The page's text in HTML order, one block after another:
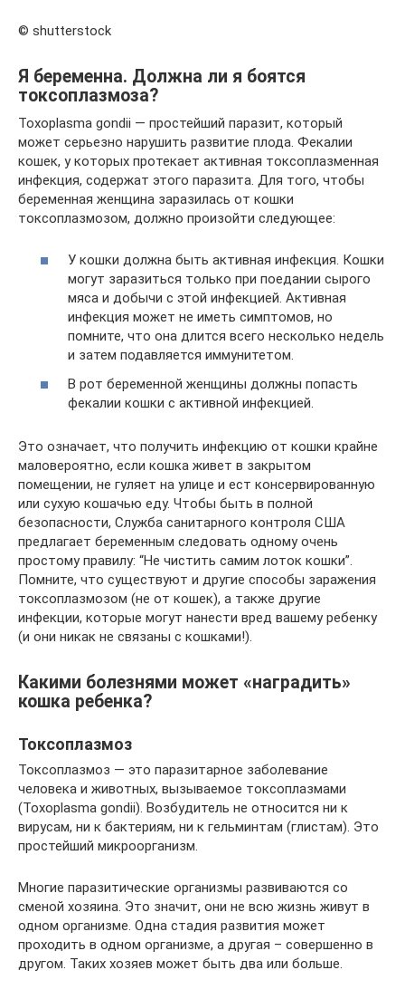
© shutterstock
Я беременна. Должна ли я боятся
токсоплазмоза?
Toxoplasma gondii — простейший паразит, который
может серьезно нарушить развитие плода. Фекалии
кошек, у которых протекает активная токсоплазменная
инфекция, содержат этого паразита. Для того, чтобы
беременная женщина заразилась от кошки
токсоплазмозом, должно произойти следующее:
У кошки должна быть активная инфекция. Кошки
могут заразиться только при поедании сырого
мяса и добычи с этой инфекцией. Активная
инфекция может не иметь симптомов, но
помните, что она длится всего несколько недель
и затем подавляется иммунитетом.
В рот беременной женщины должны попасть
фекалии кошки с активной инфекцией.
Это означает, что получить инфекцию от кошки крайне
маловероятно, если кошка живет в закрытом
помещении, не гуляет на улице и ест консервированную
или сухую кошачью еду. Чтобы быть в полной
безопасности, Служба санитарного контроля США
предлагает беременным следовать одному очень
простому правилу: “Не чистить самим лоток кошки”.
Помните, что существуют и другие способы заражения
токсоплазмозом (не от кошек), а также другие
инфекции, которые могут нанести вред вашему ребенку
(и они никак не связаны с кошками!).
Какими болезнями может «наградить»
кошка ребенка?
Токсоплазмоз
Токсоплазмоз — это паразитарное заболевание
человека и животных, вызываемое токсоплазмами
(Toxoplasma gondii). Возбудитель не относится ни к
вирусам, ни к бактериям, ни к гельминтам (глистам). Это
простейший микроорганизм.
Многие паразитические организмы развиваются со
сменой хозяина. Это значит, они не всю жизнь живут в
одном организме. Одна стадия развития может
проходить в одном организме, а другая – совершенно в
другом. Таких хозяев может быть два или больше.